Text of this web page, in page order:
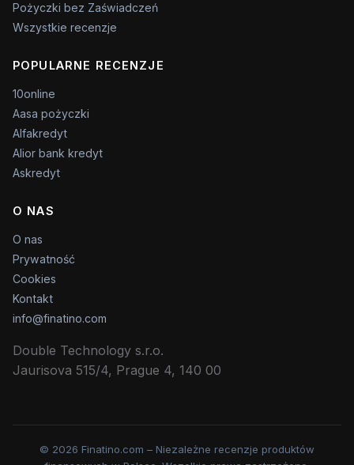
Pożyczki bez Zaświadczeń
Wszystkie recenzje
POPULARNE RECENZJE
10online
Aasa pożyczki
Alfakredyt
Alior bank kredyt
Askredyt
O NAS
O nas
Prywatność
Cookies
Kontakt
info@finatino.com
Double Technology s.r.o.
Jaurisova 515/4, Prague 4, 140 00
© 2026 Finatino.com – Niezależne recenzje produktów